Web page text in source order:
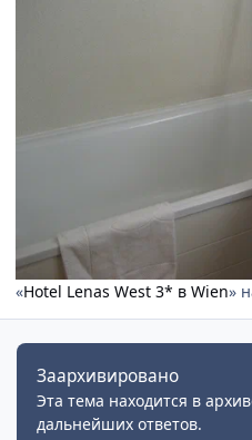
«Hotel Lenas West 3* в Wien»
Заархивировано
Эта тема находится в
дальнейших ответов.